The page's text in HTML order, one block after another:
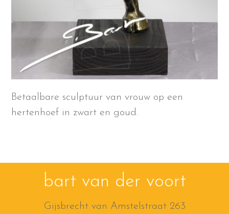
Betaalbare sculptuur van vrouw op een
hertenhoef in zwart en goud.
bart van der voort
Gijsbrecht van Amstelstraat 263